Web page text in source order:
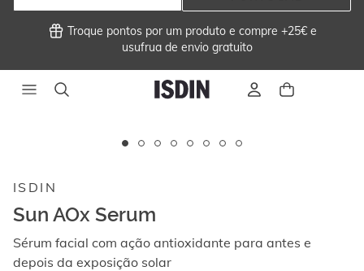
Troque pontos por um produto e compre +25€ e
usufrua de envio gratuito
imagens
vídeos.
Ao
navegar
ISDIN
Sun AOx Serum
Sérum facial com ação antioxidante para antes e
depois da exposição solar